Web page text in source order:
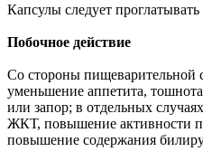
Капсулы следует
Побочное действие
Со стороны пищеварительной
уменьшение аппетита,
или запор; в отдельных
ЖКТ, повышение активности
повышение содержания